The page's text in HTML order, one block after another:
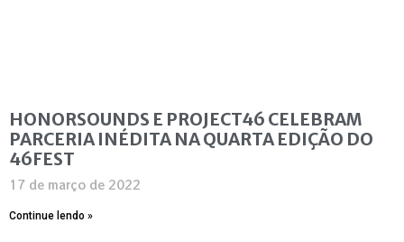
HONORSOUNDS E PROJECT46 CELEBRAM
PARCERIA INÉDITA NA QUARTA EDIÇÃO DO
46FEST
17 de março de 2022
Continue lendo »